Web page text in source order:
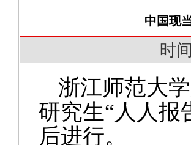
中国现
时
浙江师范大
研究生“人人报
后进行。